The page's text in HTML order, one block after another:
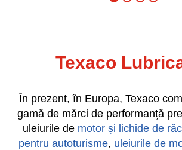
Texaco
În prezent, în Europa, Texaco
gamă de mărci de performanță